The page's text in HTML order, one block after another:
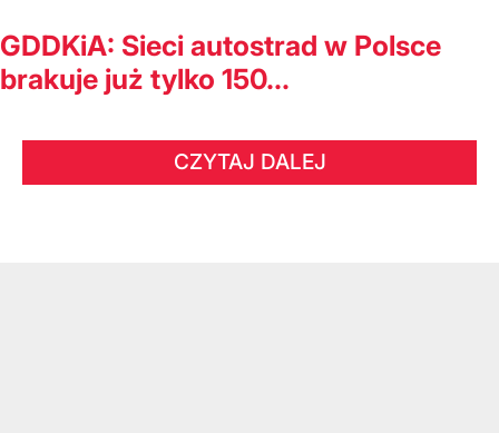
GDDKiA: Sieci autostrad w Polsce
brakuje już tylko 150...
CZYTAJ DALEJ